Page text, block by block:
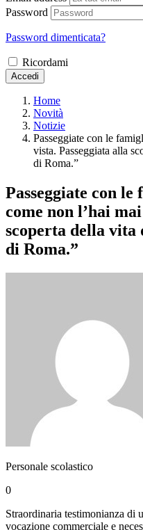
Password
Password dimenticata?
Ricordami
Accedi
Home
Novità
Notizie
Passeggiate con le
vista. Passeggiata alla
di Roma.”
Passeggiate con
come non l’hai
scoperta della
di Roma.”
Personale scolastico
0
Straordinaria testimonianza di
vocazione commerciale e